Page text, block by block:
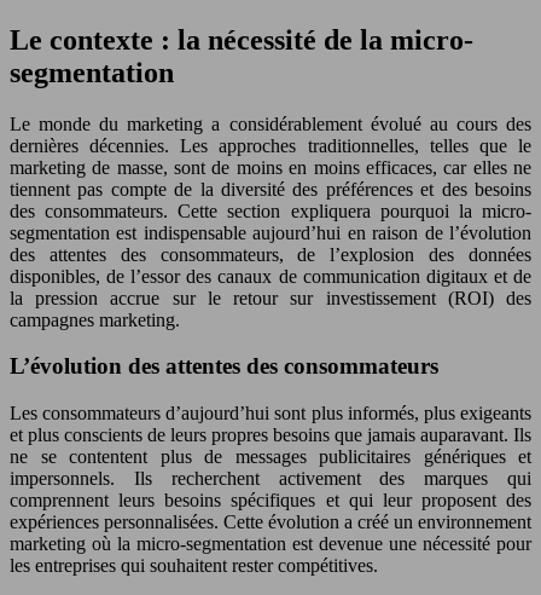
Le contexte : la nécessité de la micro-
segmentation
Le monde du marketing a considérablement évolué au cours des
dernières décennies. Les approches traditionnelles, telles que le
marketing de masse, sont de moins en moins efficaces, car elles ne
tiennent pas compte de la diversité des préférences et des besoins
des consommateurs. Cette section expliquera pourquoi la micro-
segmentation est indispensable aujourd’hui en raison de l’évolution
des attentes des consommateurs, de l’explosion des données
disponibles, de l’essor des canaux de communication digitaux et de
la pression accrue sur le retour sur investissement (ROI) des
campagnes marketing.
L’évolution des attentes des consommateurs
Les consommateurs d’aujourd’hui sont plus informés, plus exigeants
et plus conscients de leurs propres besoins que jamais auparavant. Ils
ne se contentent plus de messages publicitaires génériques et
impersonnels. Ils recherchent activement des marques qui
comprennent leurs besoins spécifiques et qui leur proposent des
expériences personnalisées. Cette évolution a créé un environnement
marketing où la micro-segmentation est devenue une nécessité pour
les entreprises qui souhaitent rester compétitives.